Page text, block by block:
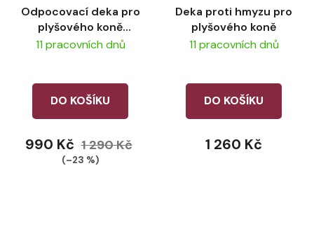
Odpocovací deka pro
plyšového koně
LeMieux Hunter
11 pracovních dnů
DO KOŠÍKU
990 Kč 1 290 Kč
(–23 %)
Deka proti hmyzu pro
plyšového koně
11 pracovních dnů
DO KOŠÍKU
1 260 Kč